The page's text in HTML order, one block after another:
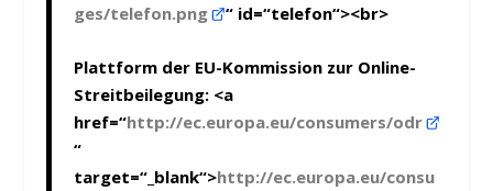
ges/telefon.png “ id=“telefon“><br>
Plattform der EU-Kommission zur Online-
Streitbeilegung: <a
href=“http://ec.europa.eu/consumers/odr
“
target=“_blank“>http://ec.europa.eu/consu